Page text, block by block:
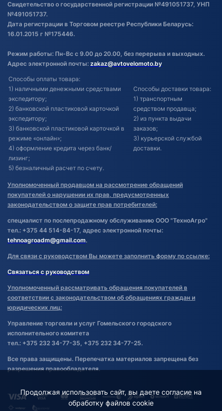
Свидетельство о государственной регистрации №491051737, УНП
№491051737.
Дата регистрации в Торговом реестре Республики Беларусь:
16.01.2015 г №175446.
Режим работы: Пн-Вс с 9.00 до 20.00, без перерыва и выходных.
Адрес электронной почты: zakaz@avtovelomoto.by
Способы оплаты товара:
1) наличными денежными средствами
экспедитору;
2) банковской пластиковой карточкой
экспедитору;
3) банковской пластиковой карточкой в
режиме «онлайн»;
4) оформление кредита через банк/
лизинг;
5) безналичный расчет по счету.
Способы доставки товара:
1) транспортным
средством продавца;
2) из пункта выдачи
заказов;
3) курьерской службой
доставки.
Уполномоченный продавцом на рассмотрение обращений
покупателей о нарушении их прав, предусмотренных
законодательством о защите прав потребителей:
специалист по послепродажному обслуживанию ООО "ТехноАгро"
тел.: +375 44 514-84-17, адрес электронной почты:
tehnoagroadm@gmail.com.
Для связи с руководством Вы можете заполнить форму по ссылке:
Связаться с руководством
Уполномоченный рассматривать обращения покупателей в
соответствии с законодательством об обращениях граждан и
юридических лиц:
Управление торговли и услуг Гомельского городского
исполнительного комитета
тел.: +375 232 34-77-35, +375 232 34-77-25.
Все права защищены. Перепечатка материалов запрещена без
разрешения правообладателя.
Продолжая использовать сайт, вы даете согласие на
обработку файлов cookie